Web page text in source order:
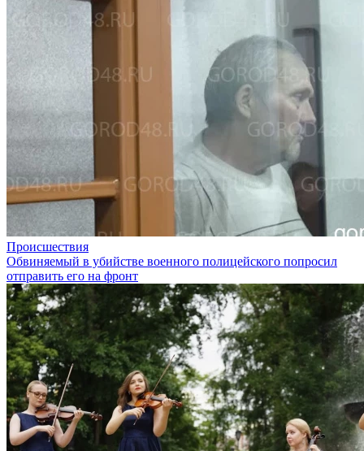
Происшествия
Обвиняемый в убийстве военного полицейского попросил
отправить его на фронт